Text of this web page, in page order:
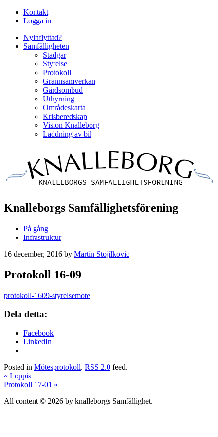
Kontakt
Logga in
Nyinflyttad?
Samfälligheten
Stadgar
Styrelse
Protokoll
Grannsamverkan
Gårdsombud
Uthyrning
Områdeskarta
Krisberedskap
Vision Knalleborg
Laddning av bil
Knalleborgs Samfällighetsförening
På gång
Infrastruktur
16 december, 2016 by Martin Stojilkovic
Protokoll 16-09
protokoll-1609-styrelsemote
Dela detta:
Facebook
LinkedIn
Posted in Mötesprotokoll. RSS 2.0 feed.
« Loppis
Protokoll 17-01 »
All content © 2026 by knalleborgs Samfällighet.